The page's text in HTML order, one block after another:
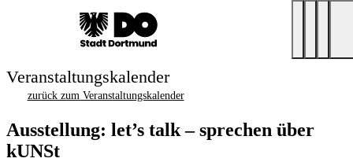
Veranstaltungskalender
zurück zum Veranstaltungskalender
Ausstellung: let’s talk – sprechen über
kUNSt